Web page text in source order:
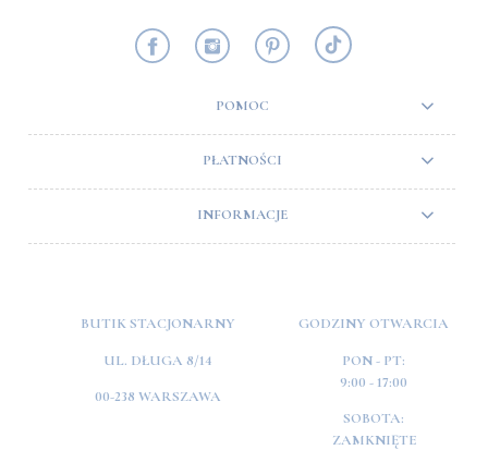
POMOC
PŁATNOŚCI
INFORMACJE
BUTIK STACJONARNY
UL. DŁUGA 8/14
00-238 WARSZAWA
GODZINY OTWARCIA
PON - PT:
9:00 - 17:00
SOBOTA:
ZAMKNIĘTE